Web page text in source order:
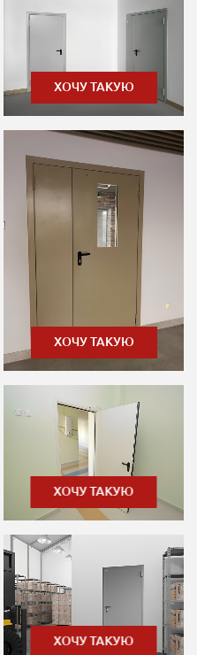
ХОЧУ ТАКУЮ
ХОЧУ ТАКУЮ
ХОЧУ ТАКУЮ
ХОЧУ ТАКУЮ